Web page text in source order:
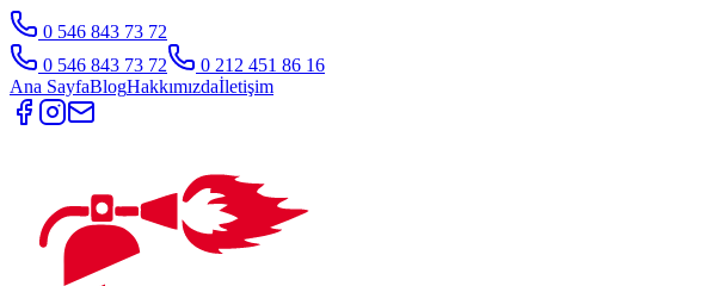
0 546 843 73 72
0 546 843 73 72
0 212 451 86 16
Ana SayfaBlogHakkımızdaİletişim